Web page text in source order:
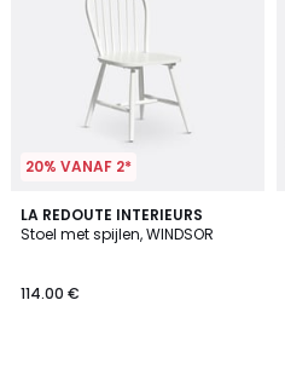
20% VANAF 2*
LA REDOUTE INTERIEURS
Stoel met spijlen, WINDSOR
114.00 €
4
Kleuren